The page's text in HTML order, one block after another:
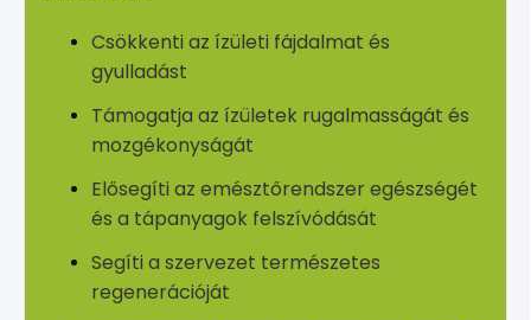
Csökkenti az ízületi fájdalmat és
gyulladást
Támogatja az ízületek rugalmasságát és
mozgékonyságát
Elősegíti az emésztőrendszer egészségét
és a tápanyagok felszívódását
Segíti a szervezet természetes
regenerációját